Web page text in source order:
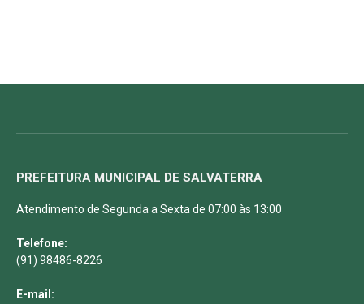
PREFEITURA MUNICIPAL DE SALVATERRA
Atendimento de Segunda a Sexta de 07:00 às 13:00
Telefone:
(91) 98486-8226
E-mail: